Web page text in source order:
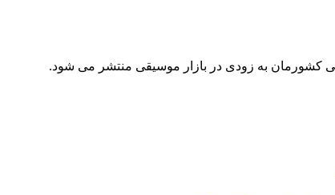
کشورمان به زودی در بازار موسیقی منتشر می شود.